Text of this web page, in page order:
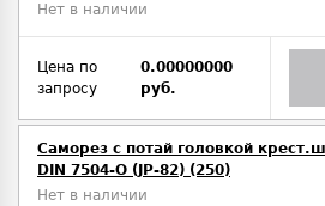
Нет в наличии
Цена по
запросу
0.00000000
руб.
Саморез с потай головкой
DIN 7504-O (JP-82) (250)
Нет в наличии